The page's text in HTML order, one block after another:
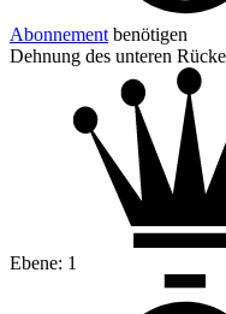
Abonnement benötigen
Dehnung des unteren
Ebene: 1